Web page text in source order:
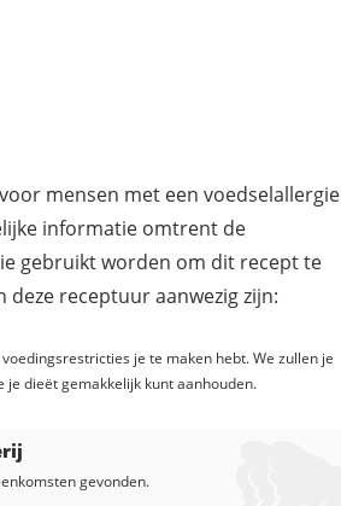
mensen met een voedselallergie
informatie omtrent de
gebruikt worden om dit recept te
deze receptuur aanwezig zijn:
je te maken hebt. We zullen je
dieët gemakkelijk kunt aanhouden.
gevonden.